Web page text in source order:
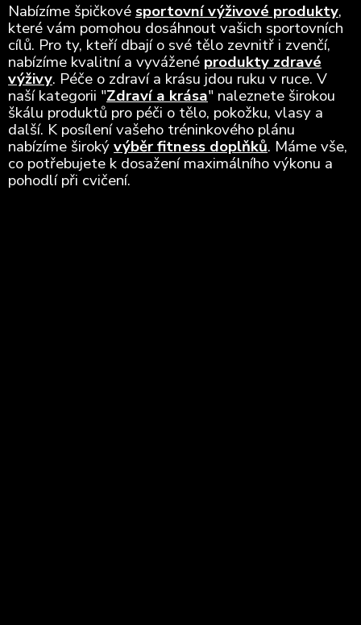
Nabízíme špičkovésportovní výživové produkty,
které vám pomohou dosáhnout vašich sportovních
cílů. Pro ty, kteří dbají o své tělo zevnitř i zvenčí,
nabízíme kvalitní a vyvážené produkty zdravé
výživy. Péče o zdraví a krásu jdou ruku v ruce. V
naší kategorii "Zdraví a krása" naleznete širokou
škálu produktů pro péči o tělo, pokožku, vlasy a
další. K posílení vašeho tréninkového plánu
nabízíme širokývýběr fitness doplňků. Máme vše,
co potřebujete k dosažení maximálního výkonu a
pohodlí při cvičení.